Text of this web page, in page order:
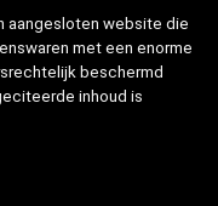
aangesloten website die
met een enorme
beschermd
inhoud is